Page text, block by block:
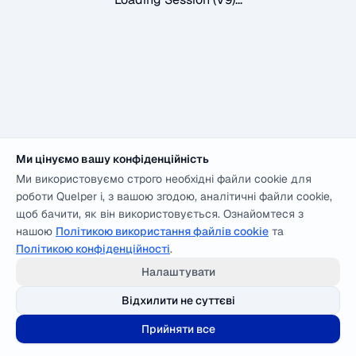
Ми цінуємо вашу конфіденційність
Ми використовуємо строго необхідні файли cookie для
роботи Quelper і, з вашою згодою, аналітичні файли cookie,
щоб бачити, як він використовується. Ознайомтеся з
нашою Політикою використання файлів cookie та
Політикою конфіденційності.
Налаштувати
Відхилити не суттєві
Прийняти все